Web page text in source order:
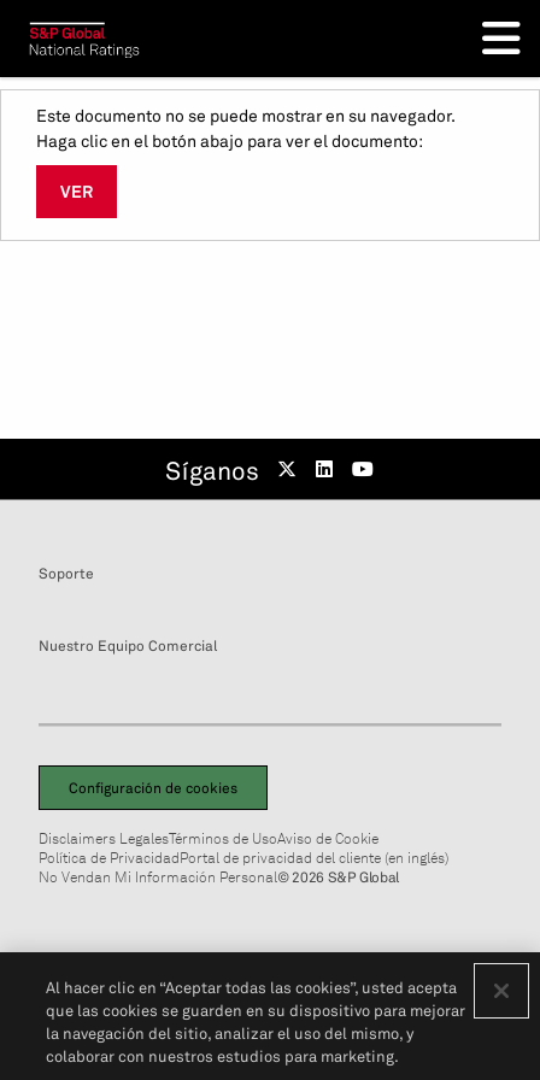
Este documento no se puede mostrar en su navegador.
Haga clic en el botón abajo para ver el documento:
VER
Síganos
Soporte
Nuestro Equipo Comercial
Configuración de cookies
Disclaimers LegalesTérminos de UsoAviso de Cookie
Política de PrivacidadPortal de privacidad del cliente (en inglés)
No Vendan Mi Información Personal© 2026 S&P Global
Al hacer clic en “Aceptar todas las cookies”, usted acepta
que las cookies se guarden en su dispositivo para mejorar
la navegación del sitio, analizar el uso del mismo, y
colaborar con nuestros estudios para marketing.